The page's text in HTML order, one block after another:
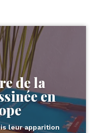
de la
en
leur apparition